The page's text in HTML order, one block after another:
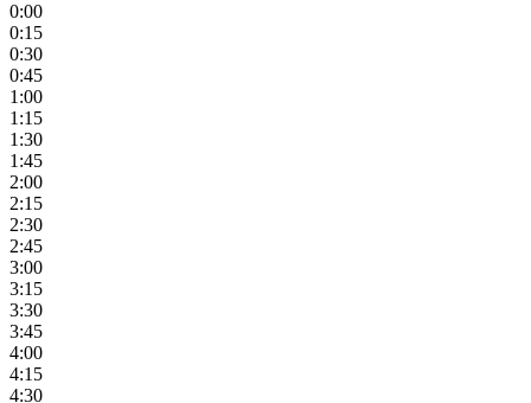
0:00
0:15
0:30
0:45
1:00
1:15
1:30
1:45
2:00
2:15
2:30
2:45
3:00
3:15
3:30
3:45
4:00
4:15
4:30